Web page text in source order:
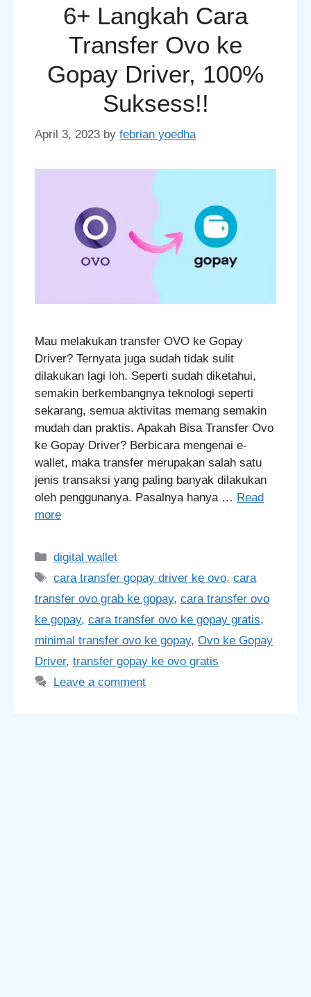
6+ Langkah Cara
Transfer Ovo ke
Gopay Driver, 100%
Suksess!!
April 3, 2023 by febrian yoedha
Mau melakukan transfer OVO ke Gopay
Driver? Ternyata juga sudah tidak sulit
dilakukan lagi loh. Seperti sudah diketahui,
semakin berkembangnya teknologi seperti
sekarang, semua aktivitas memang semakin
mudah dan praktis. Apakah Bisa Transfer Ovo
ke Gopay Driver? Berbicara mengenai e-
wallet, maka transfer merupakan salah satu
jenis transaksi yang paling banyak dilakukan
oleh penggunanya. Pasalnya hanya … Read
more
Categories
digital wallet
Tags
cara transfer gopay driver ke ovo,cara
transfer ovo grab ke gopay, cara transfer ovo
ke gopay, cara transfer ovo ke gopay gratis,
minimal transfer ovo ke gopay, Ovo ke Gopay
Driver, transfer gopay ke ovo gratis
Leave a comment